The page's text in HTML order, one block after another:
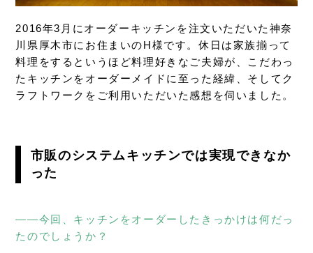
2016年3月にオーダーキッチンを注文いただいた神奈
川県厚木市にお住まいのH様です。休日は家族揃って
料理をするというほど料理好きなご夫婦が、こだわっ
たキッチンをオーダーメイドに至った経緯、そしてク
ラフトワークをご利用いただいた感想を伺いました。
市販のシステムキッチンでは実現できなか
った
――今回、キッチンをオーダーしたきっかけは何だっ
たのでしょうか？